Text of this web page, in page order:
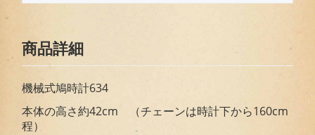
商品詳細
機械式鳩時計634
本体の高さ約42cm （チェーンは時計下から160cm
程）